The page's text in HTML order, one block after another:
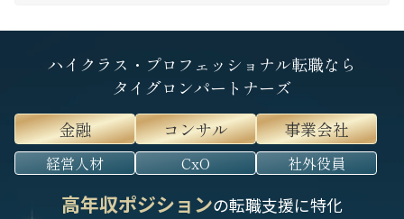
ハイクラス・プロフェッショナル転職なら
タイグロンパートナーズ
金融
コンサル 事業会社
経営人材 CxO 社外役員
高年収ポジションの転職支援に特化